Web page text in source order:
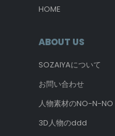
HOME
ABOUT US
SOZAIYAについて
お問い合わせ
人物素材のNO-N-NO
3D人物のddd